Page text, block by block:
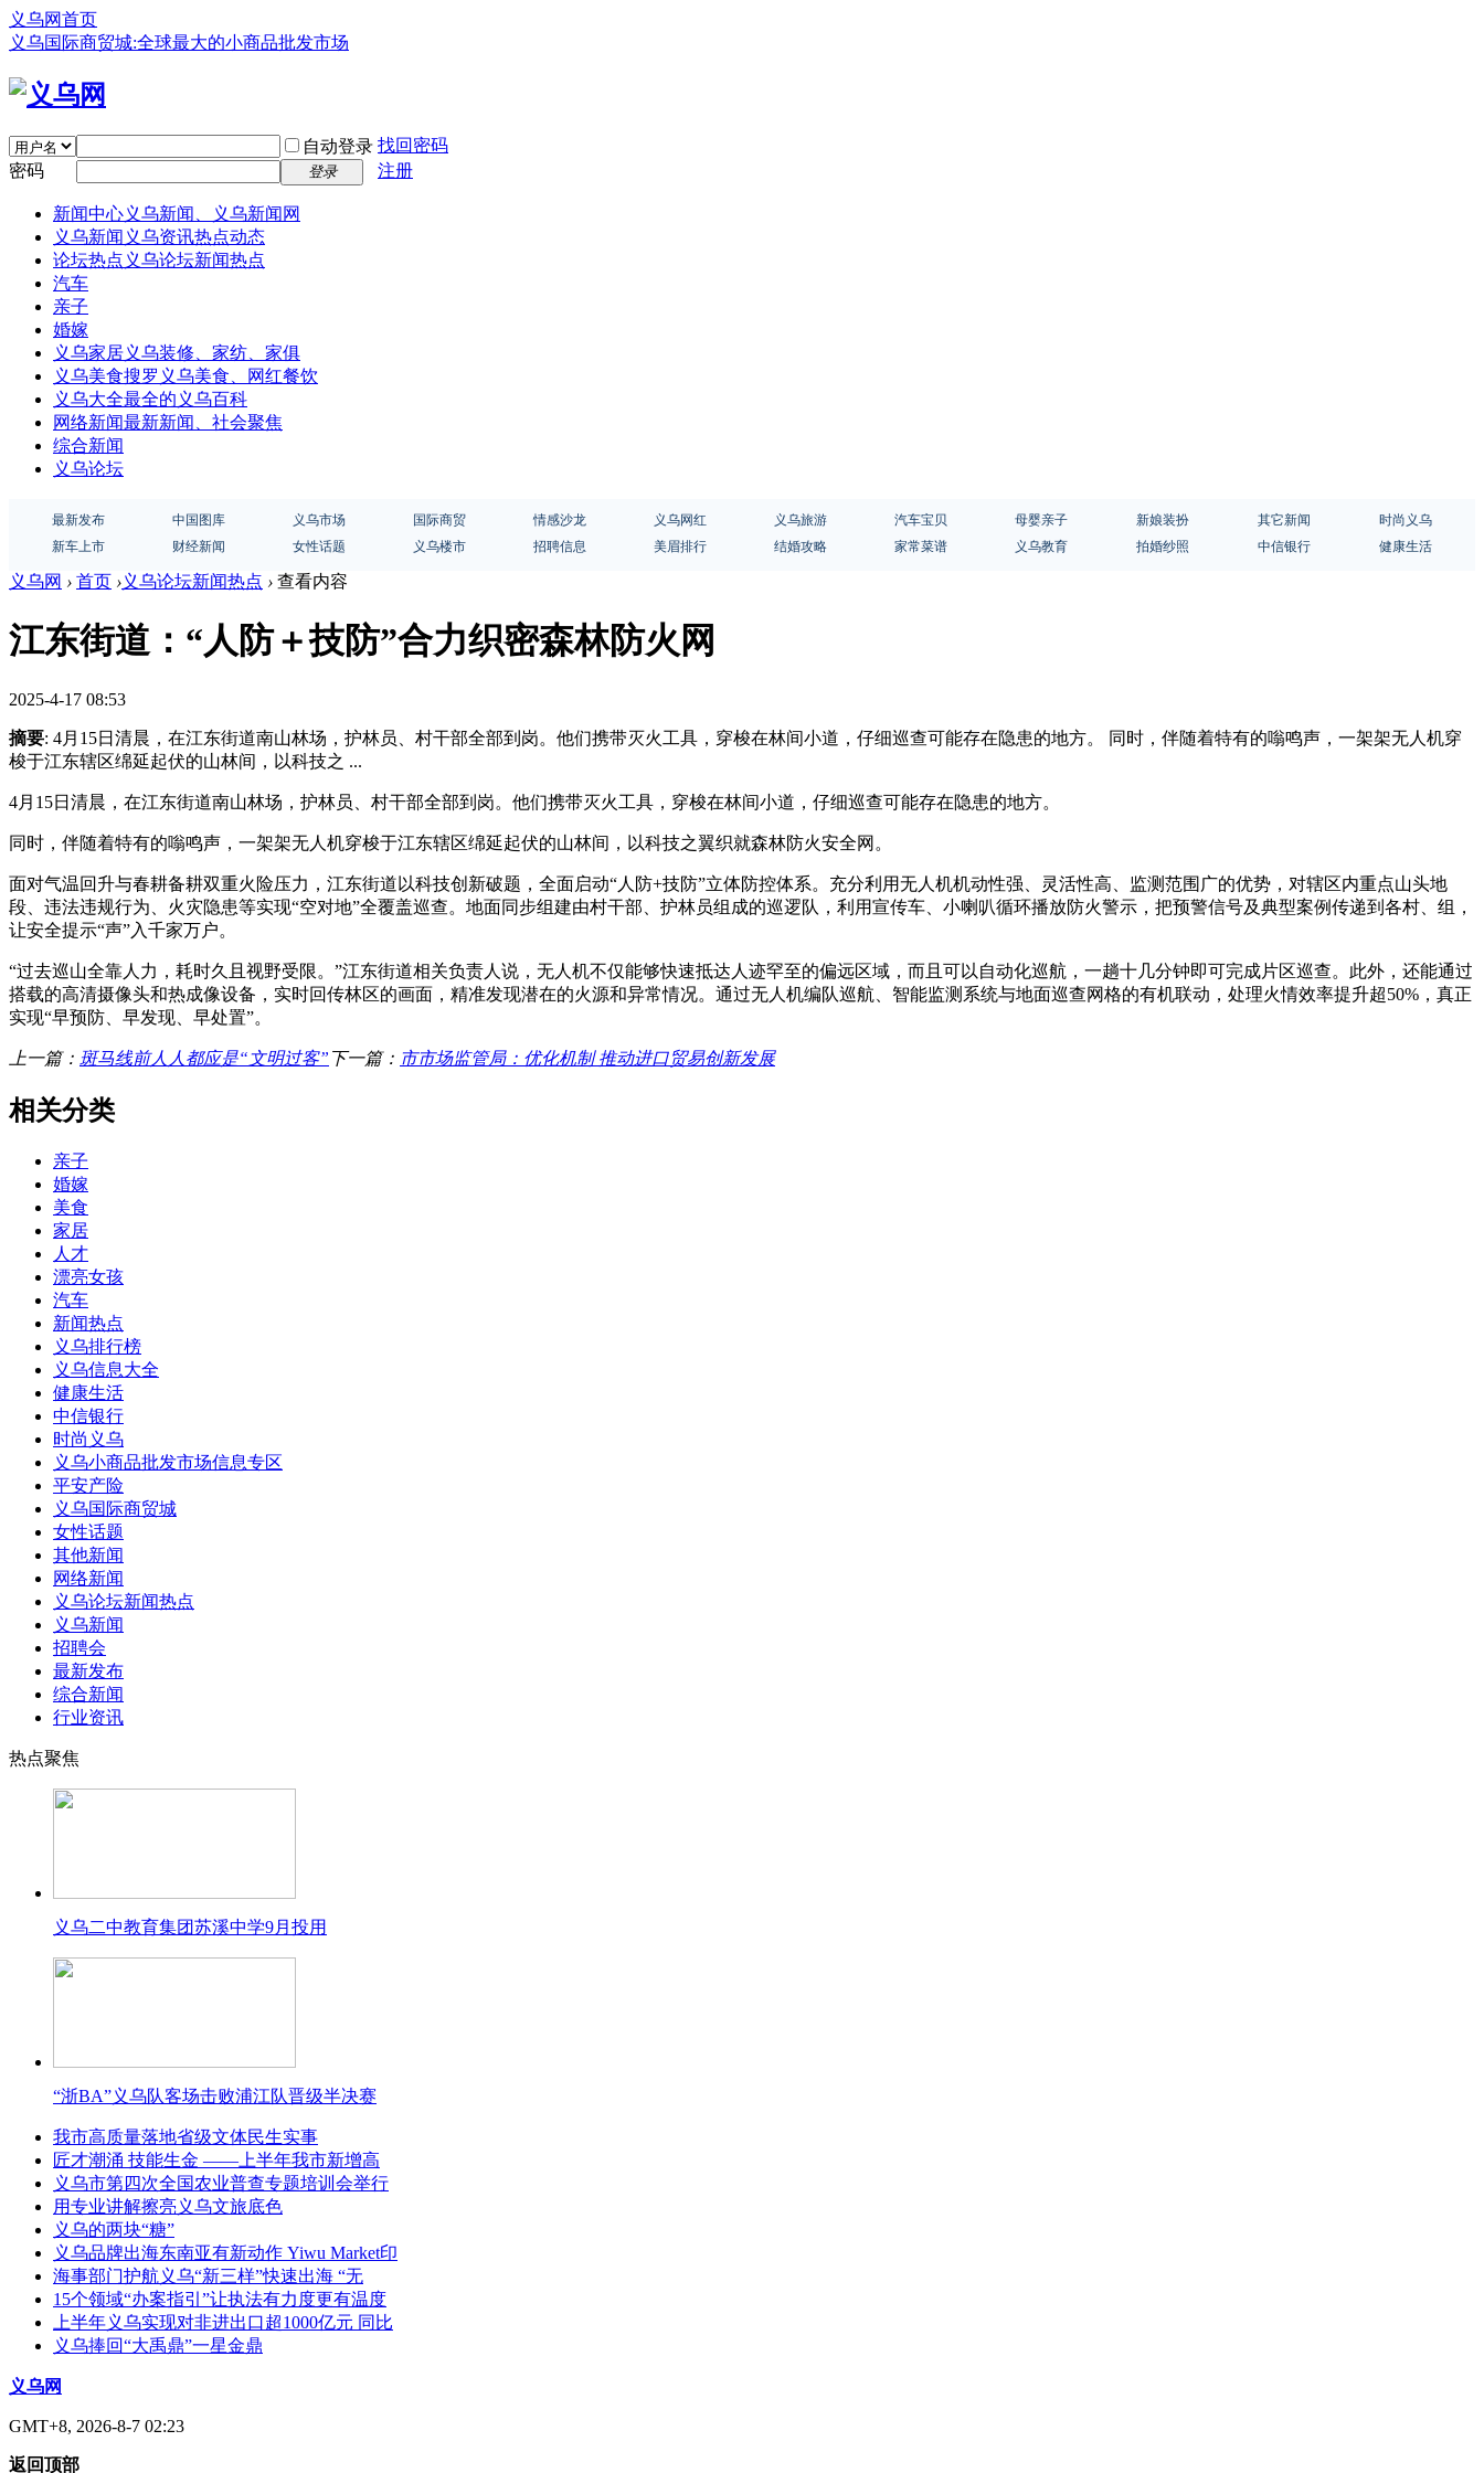
义乌网首页
义乌国际商贸城:全球最大的小商品批发市场
自动登录 找回密码
密码
登录 注册
新闻中心义乌新闻、义乌新闻网
义乌新闻 义乌资讯热点动态
论坛热点 义乌论坛新闻热点
汽车
亲子
婚嫁
义乌家居义乌装修、家纺、家俱
义乌美食搜罗义乌美食、网红餐饮
义乌大全最全的义乌百科
网络新闻最新新闻、社会聚焦
综合新闻
义乌论坛
最新发布 中国图库 义乌市场 国际商贸 情感沙龙 义乌网红 义乌旅游 汽车宝贝 母婴亲子 新娘装扮 其它新闻
时尚义乌
新车上市
财经新闻 女性话题 义乌楼市 招聘信息 美眉排行 结婚攻略 家常菜谱 义乌教育 拍婚纱照 中信银行 健康生活
义乌网 › 首页 ›义乌论坛新闻热点 › 查看内容
江东街道：“人防＋技防”合力织密森林防火网
2025-4-17 08:53
摘要: 4月15日清晨，在江东街道南山林场，护林员、村干部全部到岗。他们携带灭火工具，穿梭在林间小道，仔细巡查可能存在隐患的地方。 同时，伴随着特有的嗡鸣声，一架架无人机穿
梭于江东辖区绵延起伏的山林间，以科技之 ...
4月15日清晨，在江东街道南山林场，护林员、村干部全部到岗。他们携带灭火工具，穿梭在林间小道，仔细巡查可能存在隐患的地方。
同时，伴随着特有的嗡鸣声，一架架无人机穿梭于江东辖区绵延起伏的山林间，以科技之翼织就森林防火安全网。
面对气温回升与春耕备耕双重火险压力，江东街道以科技创新破题，全面启动“人防+技防”立体防控体系。充分利用无人机机动性强、灵活性高、监测范围广的优势，对辖区内重点山头地
段、违法违规行为、火灾隐患等实现“空对地”全覆盖巡查。地面同步组建由村干部、护林员组成的巡逻队，利用宣传车、小喇叭循环播放防火警示，把预警信号及典型案例传递到各村、组，
让安全提示“声”入千家万户。
“过去巡山全靠人力，耗时久且视野受限。”江东街道相关负责人说，无人机不仅能够快速抵达人迹罕至的偏远区域，而且可以自动化巡航，一趟十几分钟即可完成片区巡查。此外，还能通过
搭载的高清摄像头和热成像设备，实时回传林区的画面，精准发现潜在的火源和异常情况。通过无人机编队巡航、智能监测系统与地面巡查网格的有机联动，处理火情效率提升超50%，真正
实现“早预防、早发现、早处置”。
上一篇： 斑马线前人人都应是“文明过客” 下一篇： 市市场监管局：优化机制 推动进口贸易创新发展
相关分类
亲子
婚嫁
美食
家居
人才
漂亮女孩
汽车
新闻热点
义乌排行榜
义乌信息大全
健康生活
中信银行
时尚义乌
义乌小商品批发市场信息专区
平安产险
义乌国际商贸城
女性话题
其他新闻
网络新闻
义乌论坛新闻热点
义乌新闻
招聘会
最新发布
综合新闻
行业资讯
热点聚焦
义乌二中教育集团苏溪中学9月投用
“浙BA”义乌队客场击败浦江队晋级半决赛
我市高质量落地省级文体民生实事
匠才潮涌 技能生金 ——上半年我市新增高
义乌市第四次全国农业普查专题培训会举行
用专业讲解擦亮义乌文旅底色
义乌的两块“糖”
义乌品牌出海东南亚有新动作 Yiwu Market印
海事部门护航义乌“新三样”快速出海 “无
15个领域“办案指引”让执法有力度更有温度
上半年义乌实现对非进出口超1000亿元 同比
义乌捧回“大禹鼎”一星金鼎
义乌网
GMT+8, 2026-8-7 02:23
返回顶部